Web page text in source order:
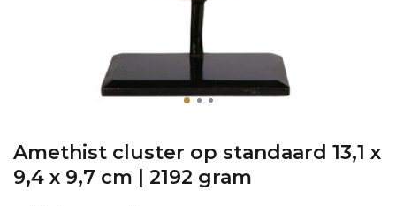
Amethist cluster op standaard 13,1 x
9,4 x 9,7 cm | 2192 gram